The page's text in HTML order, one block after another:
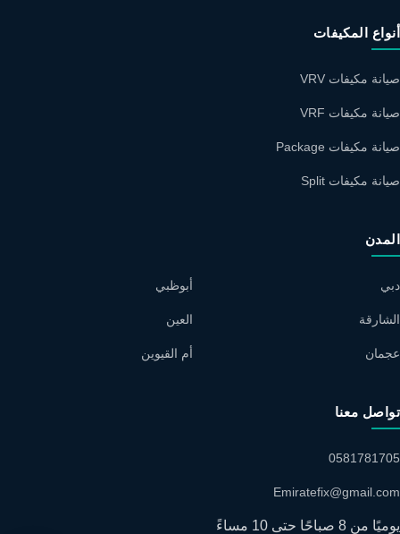
أنواع المكيفات
صيانة مكيفات VRV
صيانة مكيفات VRF
صيانة مكيفات Package
صيانة مكيفات Split
المدن
دبي
الشارقة
عجمان
أبوظبي
العين
أم القيوين
تواصل معنا
0581781705
Emiratefix@gmail.com
يوميًا من 8 صباحًا حتى 10 مساءً